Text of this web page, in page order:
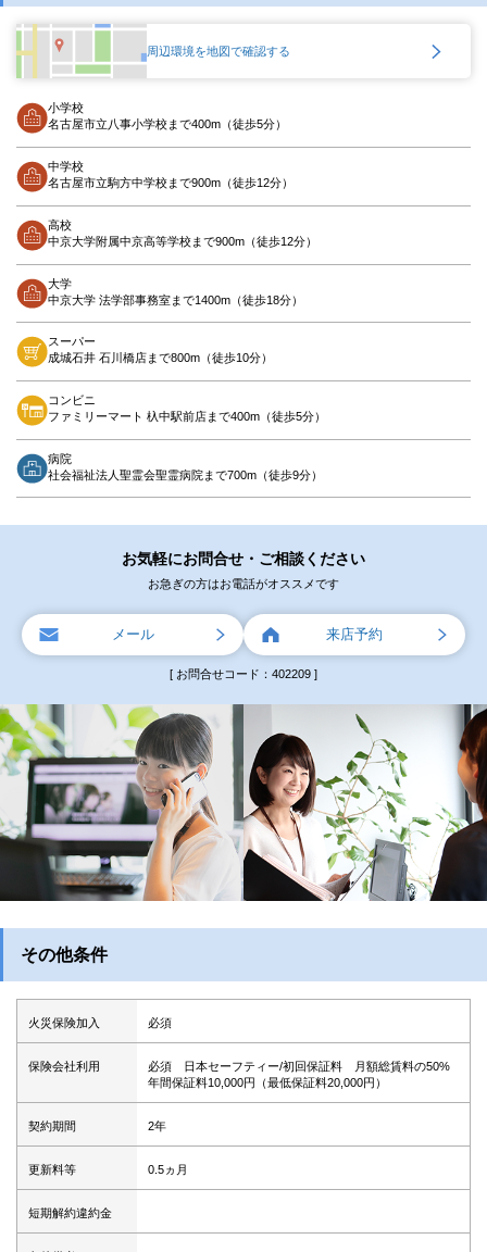
周辺環境を地図で確認する
小学校
名古屋市立八事小学校まで400m（徒歩5分）
中学校
名古屋市立駒方中学校まで900m（徒歩12分）
高校
中京大学附属中京高等学校まで900m（徒歩12分）
大学
中京大学 法学部事務室まで1400m（徒歩18分）
スーパー
成城石井 石川橋店まで800m（徒歩10分）
コンビニ
ファミリーマート 杁中駅前店まで400m（徒歩5分）
病院
社会福祉法人聖霊会聖霊病院まで700m（徒歩9分）
お気軽にお問合せ・ご相談ください
お急ぎの方はお電話がオススメです
メール 来店予約
[ お問合せコード：402209 ]
その他条件
火災保険加入 必須
保険会社利用
必須 日本セーフティー/初回保証料 月額総賃料の50%
年間保証料10,000円（最低保証料20,000円）
契約期間 2年
更新料等 0.5ヵ月
短期解約違約金